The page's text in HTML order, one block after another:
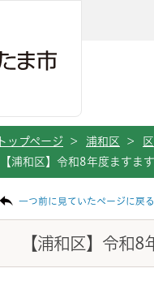
トップページ > 浦和区 >
【浦和区】令和8年度ますま
一つ前に見ていたページに戻る
【浦和区】令和8